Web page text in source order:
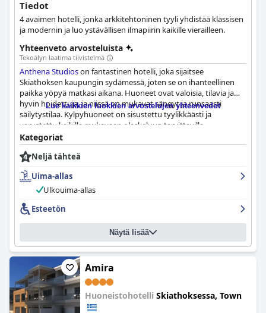
Tiedot
4 avaimen hotelli, jonka arkkitehtoninen tyyli yhdistää klassisen
ja modernin ja luo ystävällisen ilmapiirin kaikille vierailleen.
Yhteenveto arvosteluista
Tekoälyn laatima tiivistelmä
Anthena Studioson fantastinen hotelli, joka sijaitsee
Skiathoksen kaupungin sydämessä, joten se on ihanteellinen
paikka yöpyä matkasi aikana. Huoneet ovat valoisia, tilavia ja
hyvin hoidettuja, ja niissä on mukavat sängyt ja runsaasti
säilytystilaa. Kylpyhuoneet on sisustettu tyylikkäästi ja
varustettu kaikilla mukavaan oleskeluun tarvittavilla
välttämättömyyksillä. Henkilökunta on poikkeuksellista, ja
vieraanvaraiset isännät ovat aina valmiita auttamaan ja
jakamaan paikallistuntemusta. Uima-allas on ihastuttava lisä
hotellille, huolellisesti puhdas ja yksityinen studiovieraille. Sijainti
on täydellinen, lähellä keskustaa, mutta hyvin rauhallinen
muutaman minuutin kävelymatkan päässä satamasta,
monilla kauniilla rannoilla ja lukuisissa ravintoloissa. Hotelli on
tahraton puhdas, moderni ja siinä on upeat huoneet ja palvelu.
Anthena Studioson ihana, ihana ja fantastinen
paikka yöpyä, jossa kiinnitetään huomiota yksityiskohtiin ja
asiakaspalveluun, joka saa vieraat tuntemaan olonsa kotoisaksi.
Lue kaikkien luokkien arvostelujen yhteenvedot
Kategoriat
Neljä tähteä
Uima-allas
Ulkouima-allas
Esteetön
Näytä lisää
Amira
Huoneistohotelli Skiathoksessa, Town